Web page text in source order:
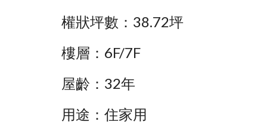
權狀坪數：38.72坪
樓層：6F/7F
屋齡：32年
用途：住家用